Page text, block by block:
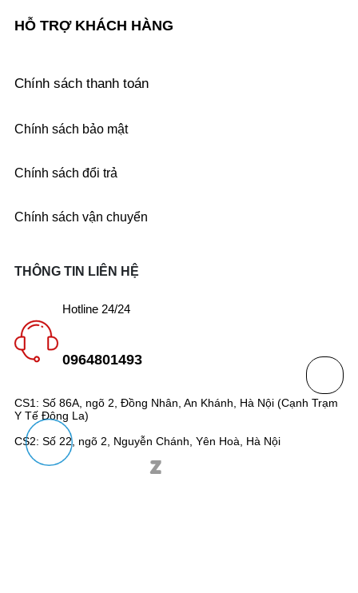
HỖ TRỢ KHÁCH HÀNG
Chính sách thanh toán
Chính sách bảo mật
Chính sách đổi trả
Chính sách vận chuyển
CS1: Số 86A, ngõ 2, Đồng Nhân, An Khánh, Hà Nội (Cạnh Trạm
Y Tế Đông La)
CS2: Số 22, ngõ 2, Nguyễn Chánh, Yên Hoà, Hà Nội
THÔNG TIN LIÊN HỆ
Hotline 24/24
0964801493